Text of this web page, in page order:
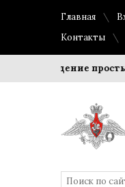
Главная
Контакты
Соблюдение